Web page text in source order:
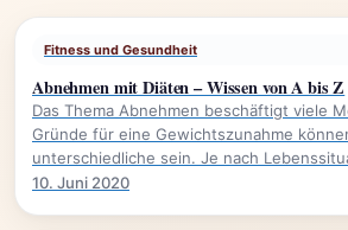
Fitness und Gesundheit
Abnehmen mit Diäten – Wissen von A bis Z
Das Thema Abnehmen beschäftigt viele
Gründe für eine Gewichtszunahme
unterschiedliche sein. Je nach
10. Juni 2020